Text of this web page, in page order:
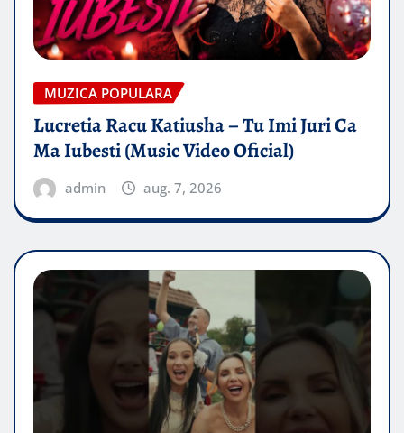
MUZICA POPULARA
Lucretia Racu Katiusha – Tu Imi Juri Ca
Ma Iubesti (Music Video Oficial)
admin aug. 7, 2026